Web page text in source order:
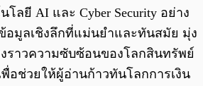
โลยี AI และ Cyber Security อย่าง
อมูลเชิงลึกที่แม่นยำและทันสมัย มุ่ง
ราวความซับซ้อนของโลกสินทรัพย์
พื่อช่วยให้ผู้อ่านก้าวทันโลกการเงิน